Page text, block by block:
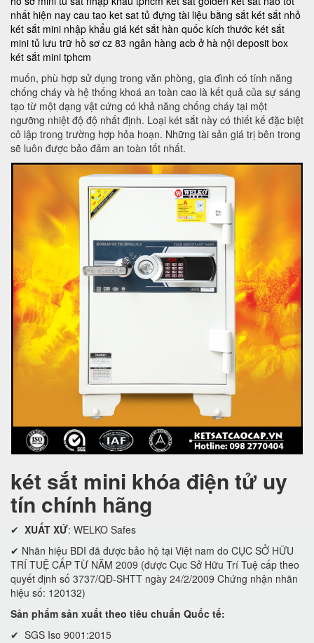
nhất hiện nay cau tao ket sat tủ đựng tài liệu bằng sắt két sắt nhỏ
két sắt mini nhập khẩu giá két sắt hàn quốc kích thước két sắt
mini tủ lưu trữ hồ sơ cz 83 ngân hàng acb ở hà nội deposit box
két sắt mini tphcm
muốn, phù hợp sử dụng trong văn phòng, gia đình có tính năng
chống cháy và hệ thống khoá an toàn cao là kết quả của sự sáng
tạo từ một dạng vật cứng có khả năng chống cháy tại một
ngưỡng nhiệt độ độ nhất định. Loại két sắt này có thiết kế đặc biệt
cô lập trong trường hợp hỏa hoạn. Những tài sản giá trị bên trong
sẽ luôn được bảo đảm an toàn tốt nhất.
két sắt mini khóa điện tử uy
tín chính hãng
✔ XUẤT XỨ: WELKO Safes
✔ Nhãn hiệu BDI đã được bảo hộ tại Việt nam do CỤC SỞ HỮU
TRÍ TUỆ CẤP TỪ NĂM 2009 (được Cục Sở Hữu Trí Tuệ cấp theo
quyết định số 3737/QĐ-SHTT ngày 24/2/2009 Chứng nhận nhãn
hiệu số: 120132)
Sản phẩm sản xuất theo tiêu chuẩn Quốc tế:
✔ SGS Iso 9001:2015